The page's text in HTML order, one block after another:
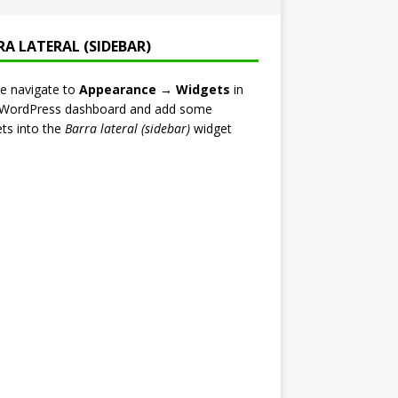
LATERAL (SIDEBAR)
navigate to Appearance → Widgets in
dashboard and add some
into the Barra lateral (sidebar)widget